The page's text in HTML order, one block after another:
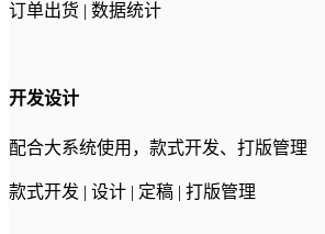
订单出货 | 数据统计
开发设计
配合大系统使用，款式开发、打版管理
款式开发 | 设计 | 定稿 | 打版管理